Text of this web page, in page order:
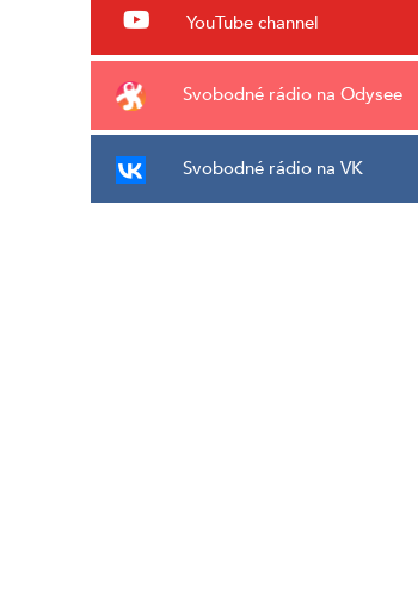
YouTube channel
Svobodné rádio na Odysee
Svobodné rádio na VK